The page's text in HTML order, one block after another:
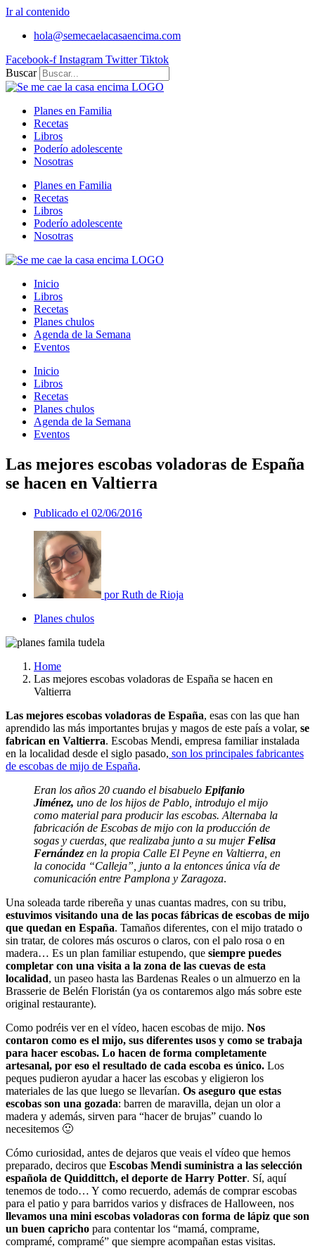
Ir al contenido
hola@semecaelacasaencima.com
Facebook-f Instagram Twitter Tiktok
Buscar
Planes en Familia
Recetas
Libros
Poderío adolescente
Nosotras
Planes en Familia
Recetas
Libros
Poderío adolescente
Nosotras
Inicio
Libros
Recetas
Planes chulos
Agenda de la Semana
Eventos
Inicio
Libros
Recetas
Planes chulos
Agenda de la Semana
Eventos
Las mejores escobas voladoras de España
se hacen en Valtierra
Publicado el 02/06/2016
porRuth de Rioja
Planes chulos
Home
Las mejores escobas voladoras de España se hacen en
Valtierra
Las mejores escobas voladoras de España, esas con las que han
aprendido las más importantes brujas y magos de este país a volar, se
fabrican en Valtierra. Escobas Mendi, empresa familiar instalada
en la localidad desde el siglo pasado, son los principales fabricantes
de escobas de mijo de España.
Eran los años 20 cuando el bisabuelo Epifanio
Jiménez, uno de los hijos de Pablo, introdujo el mijo
como material para producir las escobas. Alternaba la
fabricación de Escobas de mijo con la producción de
sogas y cuerdas, que realizaba junto a su mujer Felisa
Fernández en la propia Calle El Peyne en Valtierra, en
la conocida “Calleja”, junto a la entonces única vía de
comunicación entre Pamplona y Zaragoza.
Una soleada tarde ribereña y unas cuantas madres, con su tribu,
estuvimos visitando una de las pocas fábricas de escobas de mijo
que quedan en España. Tamaños diferentes, con el mijo tratado o
sin tratar, de colores más oscuros o claros, con el palo rosa o en
madera… Es un plan familiar estupendo, que siempre puedes
completar con una visita a la zona de las cuevas de esta
localidad, un paseo hasta las Bardenas Reales o un almuerzo en la
Brasserie de Belén Floristán (ya os contaremos algo más sobre este
original restaurante).
Como podréis ver en el vídeo, hacen escobas de mijo. Nos
contaron como es el mijo, sus diferentes usos y como se trabaja
para hacer escobas. Lo hacen de forma completamente
artesanal, por eso el resultado de cada escoba es único. Los
peques pudieron ayudar a hacer las escobas y eligieron los
materiales de las que luego se llevarían. Os aseguro que estas
escobas son una gozada: barren de maravilla, dejan un olor a
madera y además, sirven para “hacer de brujas” cuando lo
necesitemos 🙂
Cómo curiosidad, antes de dejaros que veais el vídeo que hemos
preparado, deciros que Escobas Mendi suministra a las selección
española de Quiddittch, el deporte de Harry Potter. Sí, aquí
tenemos de todo… Y como recuerdo, además de comprar escobas
para el patio y para barridos varios y disfraces de Halloween, nos
llevamos una mini escobas voladoras con forma de lápiz que son
un buen capricho para contentar los “mamá, comprame,
compramé, compramé” que siempre acompañan estas visitas.